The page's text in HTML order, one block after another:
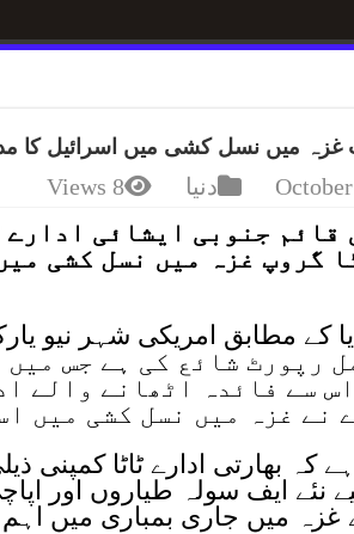
غزہ میں نسل کشی میں اسرائیل کا
دنیا 8 Views
قائم جنوبی ایشائی ادارے
گروپ غزہ میں نسل کشی
رپورٹ شائع کی ہے جس
سے فائدہ اٹھانے والے
نے غزہ میں نسل کشی میں
نئے ایف سولہ طیاروں اور
میں جاری بمباری میں اہم